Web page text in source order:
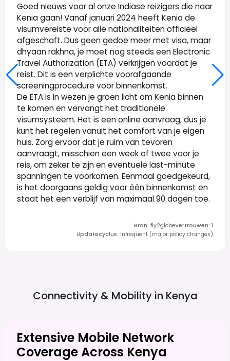
Goed nieuws voor al onze Indiase reizigers die naar
Kenia gaan! Vanaf januari 2024 heeft Kenia de
visumvereiste voor alle nationaliteiten officieel
afgeschaft. Dus geen gedoe meer met visa, maar
dhyaan rakhna, je moet nog steeds een Electronic
Travel Authorization (ETA) verkrijgen voordat je
reist. Dit is een verplichte voorafgaande
screeningprocedure voor binnenkomst.
De ETA is in wezen je groen licht om Kenia binnen
te komen en vervangt het traditionele
visumsysteem. Het is een online aanvraag, dus je
kunt het regelen vanuit het comfort van je eigen
huis. Zorg ervoor dat je ruim van tevoren
aanvraagt, misschien een week of twee voor je
reis, om zeker te zijn en eventuele last-minute
spanningen te voorkomen. Eenmaal goedgekeurd,
is het doorgaans geldig voor één binnenkomst en
staat het een verblijf van maximaal 90 dagen toe.
Bron: fly2globeVertrouwen: 1
Updatecyclus: Infrequent (major policy changes)
Connectivity & Mobility in Kenya
Extensive Mobile Network
Coverage Across Kenya